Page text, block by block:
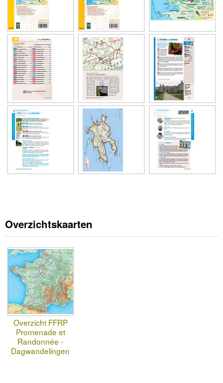
Overzichtskaarten
Overzicht FFRP
Promenade et
Randonnée -
Dagwandelingen